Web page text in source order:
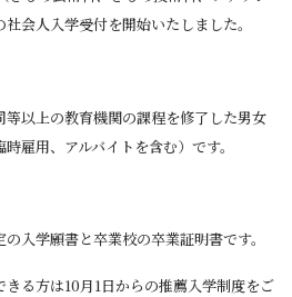
会人入学受付を開始いたしました。
以上の教育機関の課程を修了した男女
雇用、アルバイトを含む）です。
入学願書と卒業校の卒業証明書です。
る方は10月1日からの推薦入学制度をご